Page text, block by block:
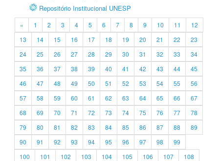
Repositório Institucional UNESP
« 1 2 3 4 5 6 7 8 9 10 11
12
13
14 15 16 17 18 19 20 21 22
23
24
25 26 27 28 29 30 31 32 33
34
35
36 37 38 39 40 41 42 43 44
45
46
47 48 49 50 51 52 53 54 55
56
57
58 59 60 61 62 63 64 65 66
67
68
69 70 71 72 73 74 75 76 77
78
79
80 81 82 83 84 85 86 87 88
89
90
91 92 93 94 95 96 97 98
99
100
101 102 103 104 105 106 107
108